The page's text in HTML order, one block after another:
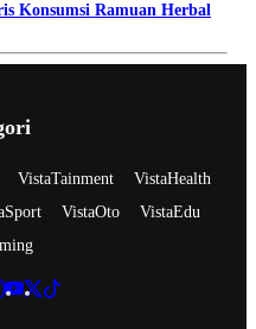
Konsumsi Ramuan Herbal
VistaTainment
VistaHealth
VistaOto
VistaEdu